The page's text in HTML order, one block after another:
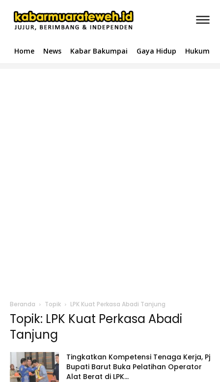
Home News Kabar Bakumpai Gaya Hidup Hukum &
Beranda Topik LPK Kuat Perkasa Abadi Tanjung
Topik: LPK Kuat Perkasa Abadi
Tanjung
Tingkatkan Kompetensi Tenaga Kerja, Pj
Bupati Barut Buka Pelatihan Operator
Alat Berat di LPK...